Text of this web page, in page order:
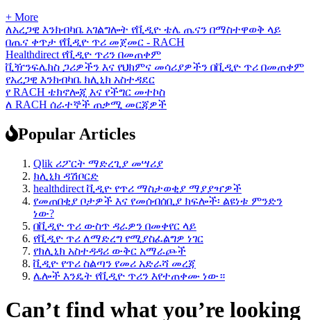
+ More
ለአረጋዊ እንክብካቤ አገልግሎት የቪዲዮ ቴሌ ጤናን በማስተዋወቅ ላይ
በጤና ቀጥታ የቪዲዮ ጥሪ መጀመር - RACH
Healthdirect የቪዲዮ ጥሪን በመጠቀም
ቪዥንፍሌክስ ጋሪዎችን እና የህክምና መሳሪያዎችን በቪዲዮ ጥሪ በመጠቀም
የአረጋዊ እንክብካቤ ክሊኒክ አስተዳደር
የ RACH ቴክኖሎጂ እና የችግር መተኮስ
ለ RACH ሰራተኞች ጠቃሚ መርጃዎች
Popular Articles
Qlik ሪፖርት ማድረጊያ መሣሪያ
ክሊኒክ ዳሽቦርድ
healthdirect ቪዲዮ የጥሪ ማስታወቂያ ማያያዣዎች
የመጠበቂያ ቦታዎች እና የመሰብሰቢያ ክፍሎች፡ ልዩነቱ ምንድን
ነው?
በቪዲዮ ጥሪ ውስጥ ዳራዎን በመቀየር ላይ
የቪዲዮ ጥሪ ለማድረግ የሚያስፈልግዎ ነገር
የክሊኒክ አስተዳዳሪ ውቅር አማራጮች
ቪዲዮ የጥሪ ስልጣን የመሪ አድራሻ መረጃ
ሌሎች እንዴት የቪዲዮ ጥሪን እየተጠቀሙ ነው።
Can’t find what you’re looking